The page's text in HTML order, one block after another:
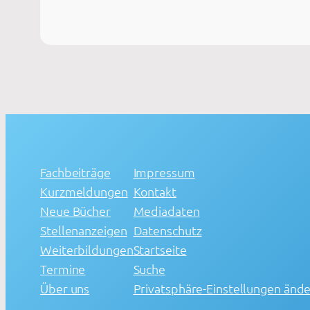
Fachbeiträge
Kurzmeldungen
Neue Bücher
Stellenanzeigen
Weiterbildungen
Termine
Über uns
Impressum
Kontakt
Mediadaten
Datenschutz
Startseite
Suche
Privatsphäre-Einstellungen